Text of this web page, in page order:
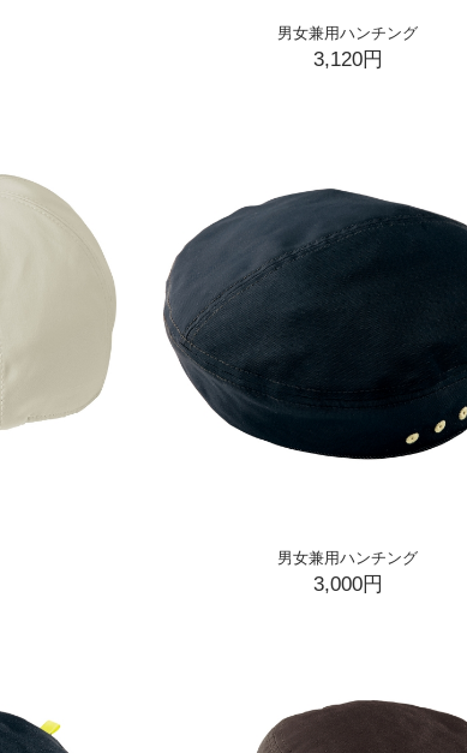
男女兼用ハンチング
3,120円
男女兼用ハンチング
3,000円